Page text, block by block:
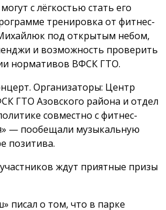
с лёгкостью стать его
тренировка от фитнес-
под открытым небом,
и возможность проверить
нормативов ВФСК ГТО.
Организаторы: Центр
ГТО Азовского района и отдел
совместно с фитнес-
— пообещали музыкальную
позитива.
ждут приятные призы
писал о том, что в парке